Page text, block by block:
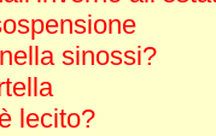
sinossi?
lecito?